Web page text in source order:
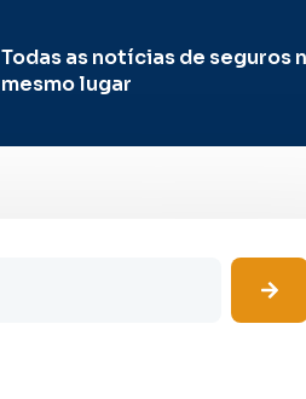
Todas as notícias de seguros
mesmo lugar